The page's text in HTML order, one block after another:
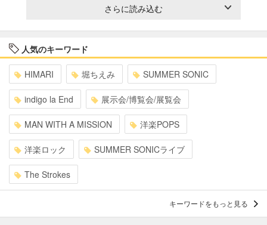
さらに読み込む
人気のキーワード
HIMARI 堀ちえみ SUMMER SONIC
indigo la End 展示会/博覧会/展覧会
MAN WITH A MISSION 洋楽POPS
洋楽ロック SUMMER SONICライブ
The Strokes
キーワードをもっと見る